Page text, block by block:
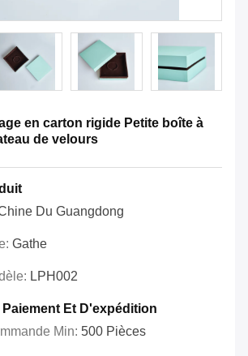
en carton rigide Petite boîte à
de velours
Du Guangdong
Gathe
LPH002
Et D'expédition
Min: 500 Pièces